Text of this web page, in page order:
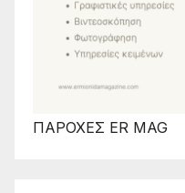
ΠΑΡΟΧΕΣ ER MAG